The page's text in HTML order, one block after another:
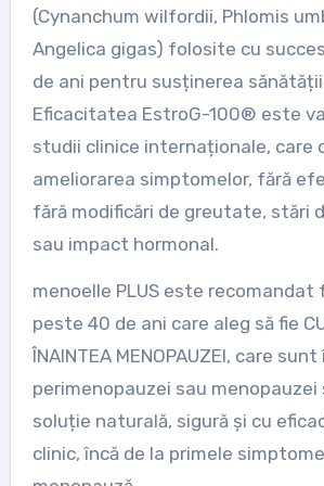
(Cynanchum wilfordii, Phlomis
Angelica gigas) folosite cu
de ani pentru susținerea
Eficacitatea EstroG-100® este
studii clinice internaționale, care
ameliorarea simptomelor, fără
fără modificări de greutate, stări
sau impact hormonal.
menoelle PLUS este recomandat
peste 40 de ani care aleg să fie CU
ÎNAINTEA MENOPAUZEI, care
perimenopauzei sau menopauzei
soluție naturală, sigură și cu
clinic, încă de la primele